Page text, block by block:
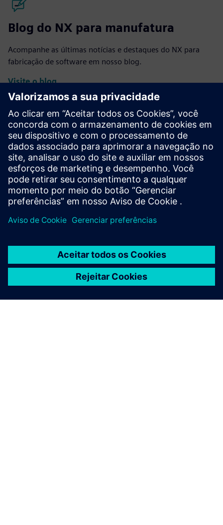
Blog do NX para manufatura
Acompanhe as últimas notícias e destaques do NX para
fabricação de software em nosso blog.
Visite o blog
NX para a comunidade de
manufatura
Participe da conversa ou obtenha respostas para todas as
suas perguntas sobre software NX para manufatura.
Visite a comunidade